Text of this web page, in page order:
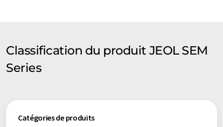
Classification du produit JEOL SEM
Series
Catégories de produits